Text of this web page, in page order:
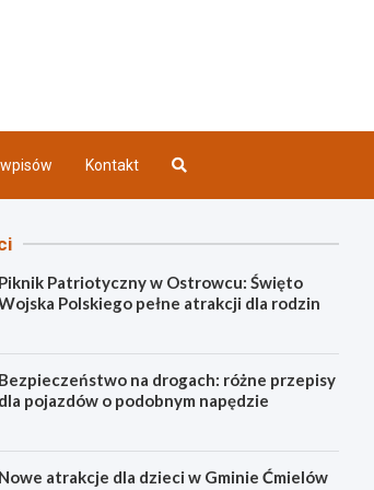
Kontakt
Piknik Patriotyczny w Ostrowcu: Święto
Polskiego pełne atrakcji dla rodzin
Bezpieczeństwo na drogach: różne przepisy
dla pojazdów o podobnym napędzie
Nowe atrakcje dla dzieci w Gminie Ćmielów